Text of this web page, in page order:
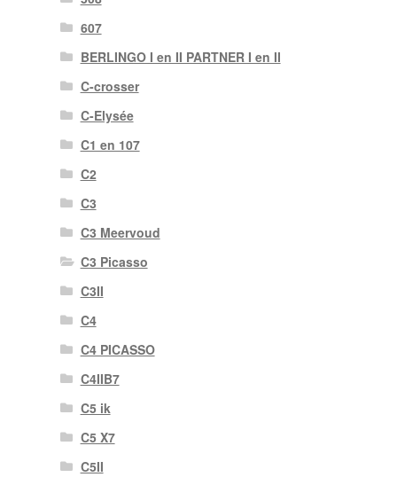
607
BERLINGO I en II PARTNER I en II
C-crosser
C-Elysée
C1 en 107
C2
C3
C3 Meervoud
C3 Picasso
C3II
C4
C4 PICASSO
C4IIB7
C5 ik
C5 X7
C5II